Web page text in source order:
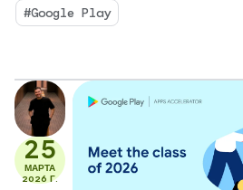
игровых студий в странах
Сахары.
#Google Play
25
МАРТА
2026 Г.